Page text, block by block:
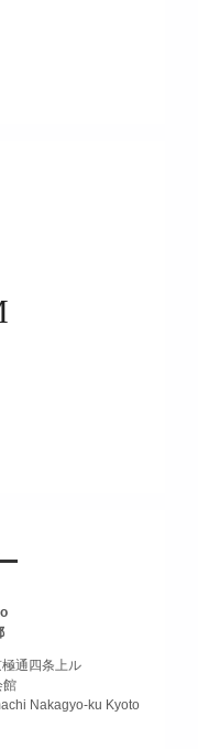
通四条上ル
館
Nakagyo-ku Kyoto